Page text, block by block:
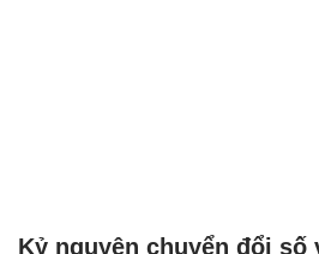
Kỷ nguyên chuyển đổi số